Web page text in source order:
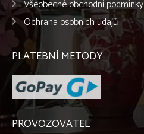
Všeobecné obchodní podmínky
Ochrana osobních údajů
PLATEBNÍ METODY
PROVOZOVATEL